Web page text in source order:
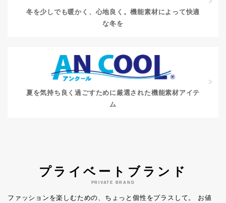
冬を少しでも暖かく、心地良く。機能素材によって快適
な冬を
夏を気持ち良く過ごすために 厳選された機能素材アイテ
ム
プライベートブランド
PRIVATE BRAND
ファッションを楽しむための、ちょっと個性をプラスして。
お値